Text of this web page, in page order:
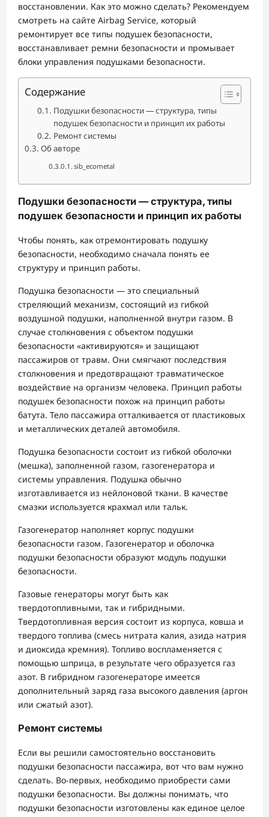
восстановлении. Как это можно сделать? Рекомендуем
смотреть на сайте Airbag Service, который
ремонтирует все типы подушек безопасности,
восстанавливает ремни безопасности и промывает
блоки управления подушками безопасности.
Содержание
Подушки безопасности — структура, типы
подушек безопасности и принцип их работы
Ремонт системы
Об авторе
sib_ecometal
Подушки безопасности — структура, типы
подушек безопасности и принцип их работы
Чтобы понять, как отремонтировать подушку
безопасности, необходимо сначала понять ее
структуру и принцип работы.
Подушка безопасности — это специальный
стреляющий механизм, состоящий из гибкой
воздушной подушки, наполненной внутри газом. В
случае столкновения с объектом подушки
безопасности «активируются» и защищают
пассажиров от травм. Они смягчают последствия
столкновения и предотвращают травматическое
воздействие на организм человека. Принцип работы
подушек безопасности похож на принцип работы
батута. Тело пассажира отталкивается от пластиковых
и металлических деталей автомобиля.
Подушка безопасности состоит из гибкой оболочки
(мешка), заполненной газом, газогенератора и
системы управления. Подушка обычно
изготавливается из нейлоновой ткани. В качестве
смазки используется крахмал или тальк.
Газогенератор наполняет корпус подушки
безопасности газом. Газогенератор и оболочка
подушки безопасности образуют модуль подушки
безопасности.
Газовые генераторы могут быть как
твердотопливными, так и гибридными.
Твердотопливная версия состоит из корпуса, ковша и
твердого топлива (смесь нитрата калия, азида натрия
и диоксида кремния). Топливо воспламеняется с
помощью шприца, в результате чего образуется газ
азот. В гибридном газогенераторе имеется
дополнительный заряд газа высокого давления (аргон
или сжатый азот).
Ремонт системы
Если вы решили самостоятельно восстановить
подушки безопасности пассажира, вот что вам нужно
сделать. Во-первых, необходимо приобрести сами
подушки безопасности. Вы должны понимать, что
подушки безопасности изготовлены как единое целое